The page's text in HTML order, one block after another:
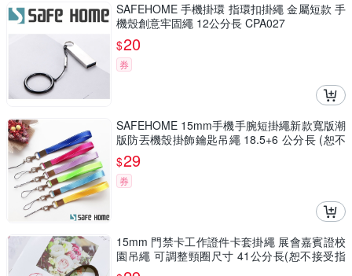
SAFEHOME 手機掛環 指環扣掛繩 金屬短款 手
機殼創意牢固繩 12公分長 CPA027
$20
券
SAFEHOME 15mm手機手腕短掛繩新款寬版潮
版防丟機殼掛飾鑰匙吊繩 18.5+6 公分長 (恕不
接受指定顏色出貨) CPA035
$29
券
15mm 門禁卡工作證件卡套掛繩 展會嘉賓證校
園吊繩 可調整頸圈尺寸 41公分長(恕不接受指
定顏色出貨) CPA038